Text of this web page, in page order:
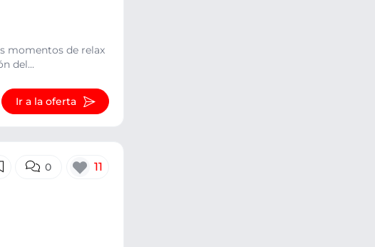
momentos de relax
del...
Ir a la oferta
0 11